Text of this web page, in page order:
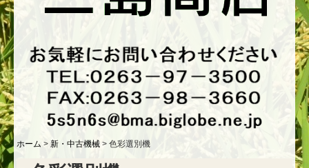
昇降機
各種選別機
その他の穀物加工機械
倉庫・展示場
穀物選別見本
ホーム 新・中古機械 色彩選別機